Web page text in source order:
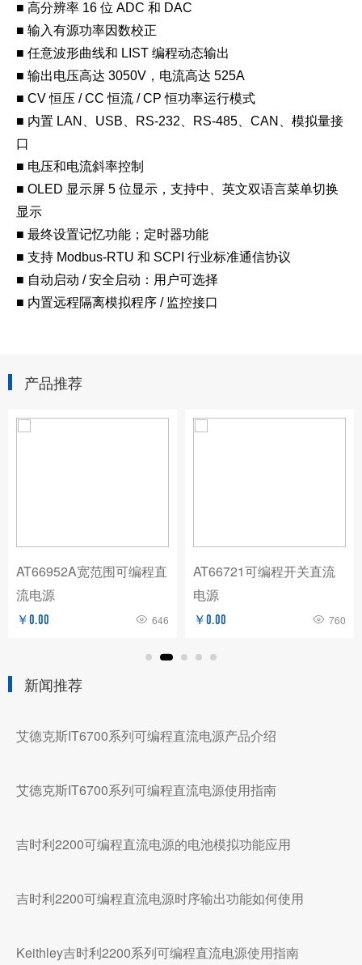
■ 高分辨率 16 位 ADC 和 DAC
■ 输入有源功率因数校正
■ 任意波形曲线和 LIST 编程动态输出
■ 输出电压高达 3050V，电流高达 525A
■ CV 恒压 / CC 恒流 / CP 恒功率运行模式
■ 内置 LAN、USB、RS-232、RS-485、CAN、模拟量接
口
■ 电压和电流斜率控制
■ OLED 显示屏 5 位显示，支持中、英文双语言菜单切换
显示
■ 最终设置记忆功能；定时器功能
■ 支持 Modbus-RTU 和 SCPI 行业标准通信协议
■ 自动启动 / 安全启动：用户可选择
■ 内置远程隔离模拟程序 / 监控接口
产品推荐
AT66952A宽范围可编程直
流电源
￥0.00 646
AT66721可编程开关直流
电源
￥0.00 760
新闻推荐
艾德克斯IT6700系列可编程直流电源产品介绍
艾德克斯IT6700系列可编程直流电源使用指南
吉时利2200可编程直流电源的电池模拟功能应用
吉时利2200可编程直流电源时序输出功能如何使用
Keithley吉时利2200系列可编程直流电源使用指南